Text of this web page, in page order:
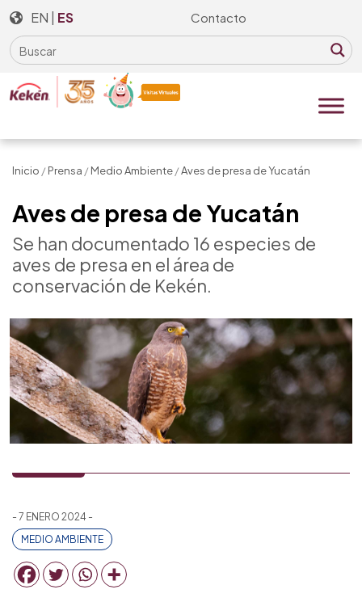
Skip
to
the
content
EN ES Contacto
Inicio /Prensa /Medio Ambiente/Aves de presa de Yucatán
Aves de presa de Yucatán
Se han documentado 16 especies de
aves de presa en el área de
conservación de Kekén.
- 7 ENERO 2024 -
MEDIO AMBIENTE